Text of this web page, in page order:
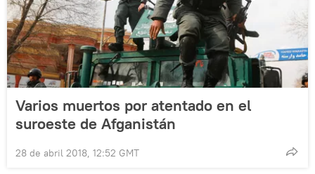
Varios muertos por atentado en el
suroeste de Afganistán
28 de abril 2018, 12:52 GMT